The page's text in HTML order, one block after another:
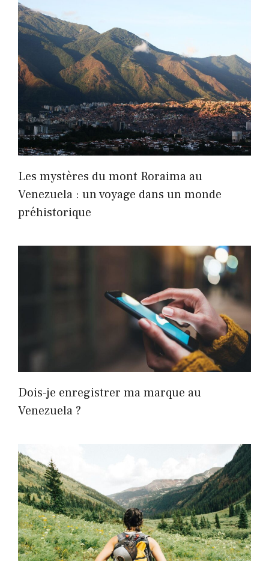
Les mystères du mont Roraima au
Venezuela : un voyage dans un monde
préhistorique
Dois-je enregistrer ma marque au
Venezuela ?